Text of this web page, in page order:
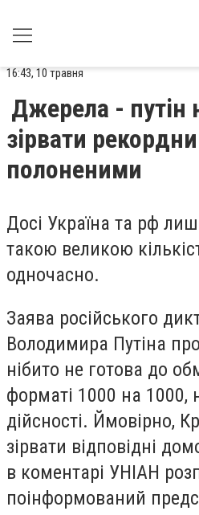
16:43, 10 травня
Джерела - путін
зірвати
полоненими
Досі Україна та рф
такою великою
одночасно.
Заява російського
Володимира Путіна
нібито не готова до
форматі 1000 на 1000,
дійсності. Ймовірно,
зірвати відповідні
в коментарі УНІАН
поінформований